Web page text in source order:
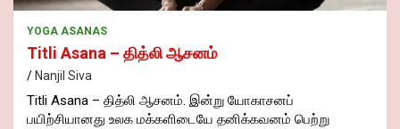
YOGA ASANAS
Titli Asana – தித்லி ஆசனம்
Nanjil Siva
Titli Asana – தித்லி ஆசனம். இன்று யோகாசனப்
பயிற்சியானது உலக மக்களிடையே தனிக்கவனம் பெற்று